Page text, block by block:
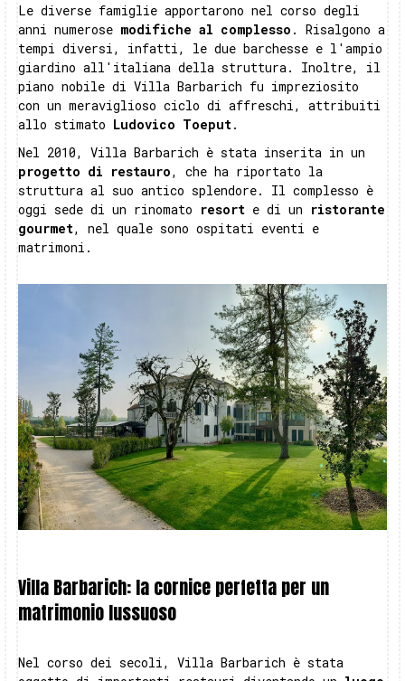
Le diverse famiglie apportarono nel corso degli
anni numerose modifiche al complesso . Risalgono a
tempi diversi, infatti, le due barchesse e l'ampio
giardino all'italiana della struttura. Inoltre, il
piano nobile di Villa Barbarich fu impreziosito
con un meraviglioso ciclo di affreschi, attribuiti
allo stimato Ludovico Toeput.
Nel 2010, Villa Barbarich è stata inserita in un
progetto di restauro, che ha riportato la
struttura al suo antico splendore. Il complesso è
oggi sede di un rinomato resort e di un ristorante
gourmet, nel quale sono ospitati eventi e
matrimoni.
Villa Barbarich: la cornice perfetta per un
matrimonio lussuoso
Nel corso dei secoli, Villa Barbarich è stata